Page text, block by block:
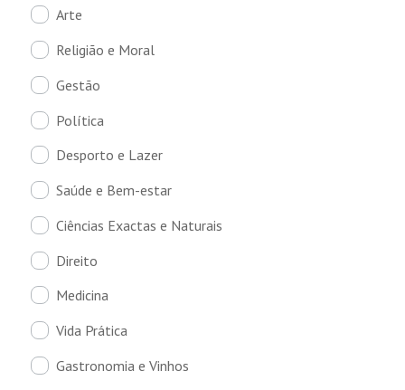
Arte
Religião e Moral
Gestão
Política
Desporto e Lazer
Saúde e Bem-estar
Ciências Exactas e Naturais
Direito
Medicina
Vida Prática
Gastronomia e Vinhos